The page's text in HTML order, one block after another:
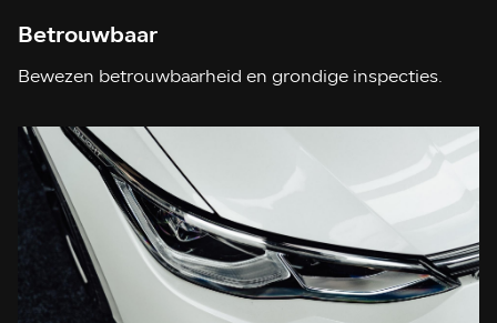
Betrouwbaar
Bewezen betrouwbaarheid en grondige inspecties.